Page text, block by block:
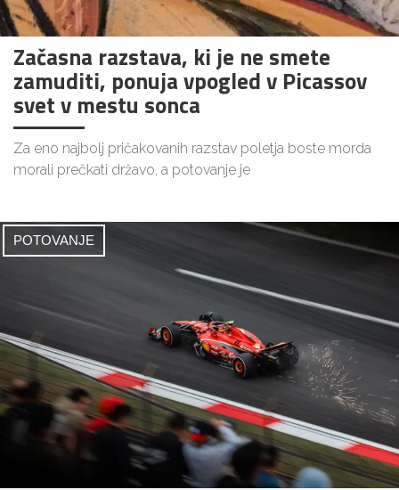
Začasna razstava, ki je ne smete
zamuditi, ponuja vpogled v Picassov
svet v mestu sonca
Za eno najbolj pričakovanih razstav poletja boste morda
morali prečkati državo, a potovanje je
POTOVANJE